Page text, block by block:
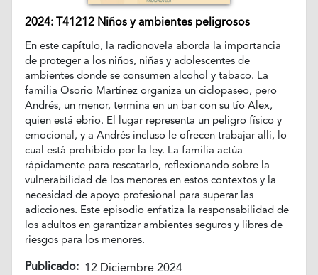
2024: T41212 Niños y ambientes peligrosos
En este capítulo, la radionovela aborda la importancia
de proteger a los niños, niñas y adolescentes de
ambientes donde se consumen alcohol y tabaco. La
familia Osorio Martínez organiza un ciclopaseo, pero
Andrés, un menor, termina en un bar con su tío Alex,
quien está ebrio. El lugar representa un peligro físico y
emocional, y a Andrés incluso le ofrecen trabajar allí, lo
cual está prohibido por la ley. La familia actúa
rápidamente para rescatarlo, reflexionando sobre la
vulnerabilidad de los menores en estos contextos y la
necesidad de apoyo profesional para superar las
adicciones. Este episodio enfatiza la responsabilidad de
los adultos en garantizar ambientes seguros y libres de
riesgos para los menores.
Publicado: 12 Diciembre 2024